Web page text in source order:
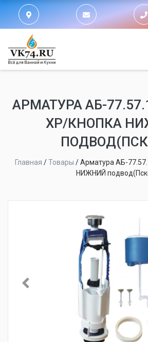
АРМАТУРА АБ-
ХР/КНОПКА
Главная /Товары /Арматура АБ-
НИЖНИЙ